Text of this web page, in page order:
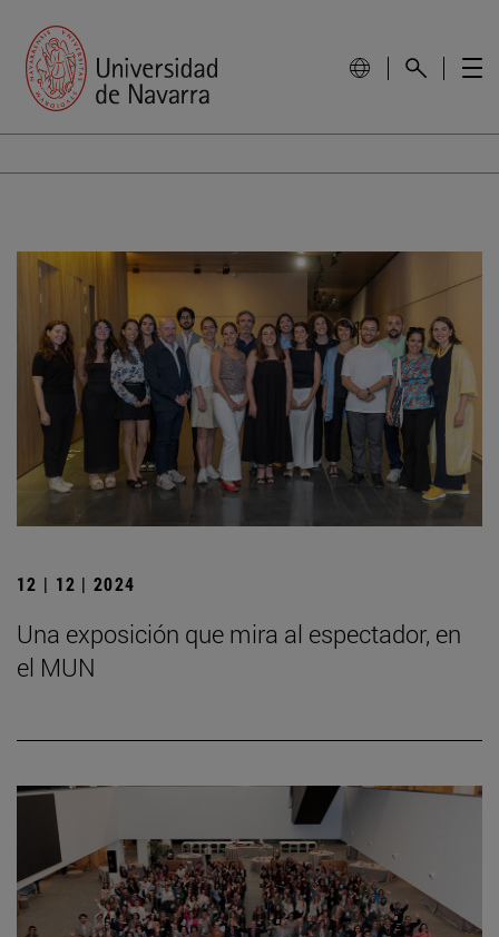
12 | 12 | 2024
Una exposición que mira al espectador, en
el MUN